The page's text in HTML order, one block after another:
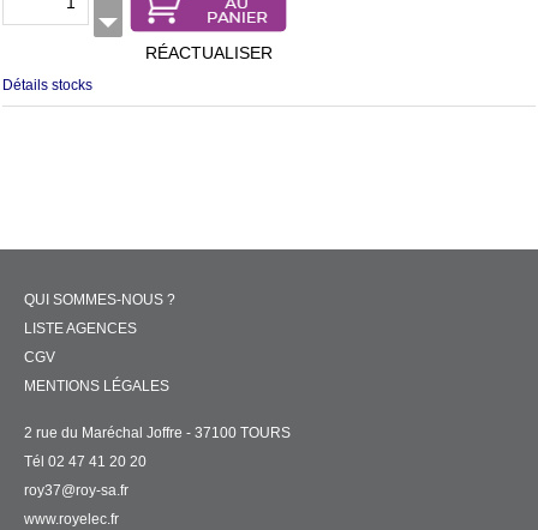
RÉACTUALISER
Détails stocks
QUI SOMMES-NOUS ?
LISTE AGENCES
CGV
MENTIONS LÉGALES
2 rue du Maréchal Joffre - 37100 TOURS
Tél 02 47 41 20 20
roy37@roy-sa.fr
www.royelec.fr